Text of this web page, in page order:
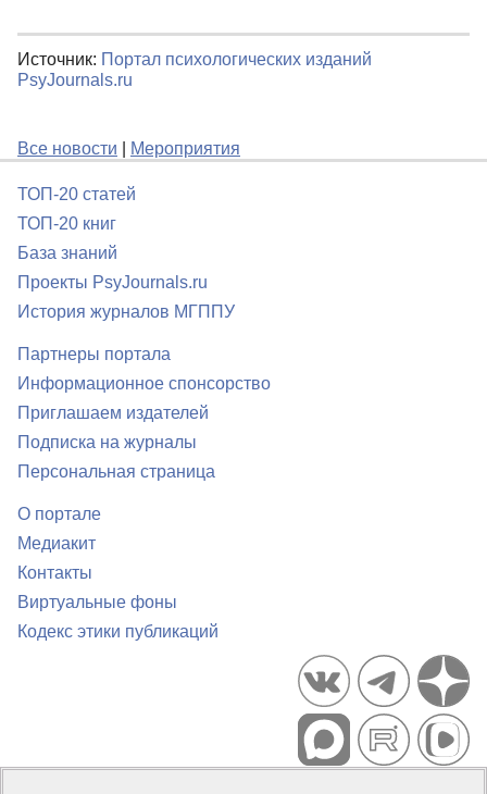
Источник: Портал психологических изданий
PsyJournals.ru
Все новости Мероприятия
ТОП-20 статей
ТОП-20 книг
База знаний
Проекты PsyJournals.ru
История журналов МГППУ
Партнеры портала
Информационное спонсорство
Приглашаем издателей
Подписка на журналы
Персональная страница
О портале
Медиакит
Контакты
Виртуальные фоны
Кодекс этики публикаций